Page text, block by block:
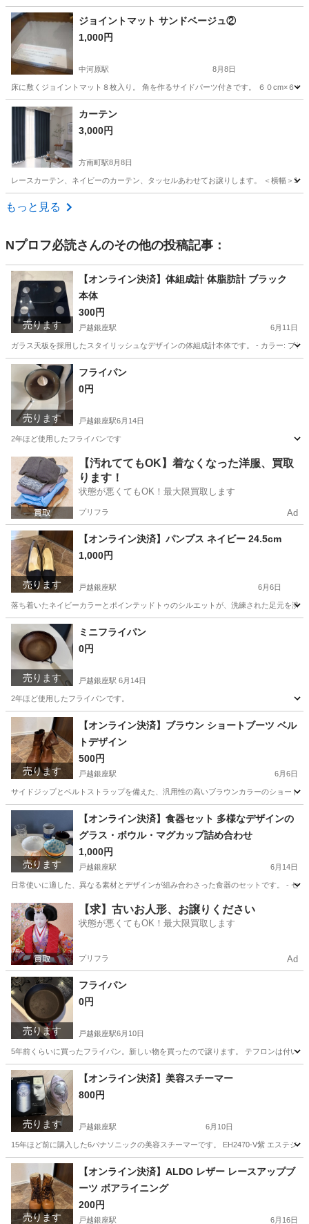
東京 江東区 門前仲町駅 収納家具 ニトリ
ジョイントマット サンドベージュ②
1,000円
中河原駅 8月8日
床に敷くジョイントマット８枚入り。 角を作るサイドパーツ付きです。 ６０cm×６
東京 府中市
カーテン
3,000円
方南町駅8月8日
レースカーテン、ネイビーのカーテン、タッセルあわせてお譲りします。 ＜横幅＞
東京 杉並区
もっと見る
Nプロフ必読さんのその他の投稿記事：
売ります
【オンライン決済】体組成計 体脂肪計 ブラック
本体
300円
戸越銀座駅 6月11日
ガラス天板を採用したスタイリッシュなデザインの体組成計本体です。 - カラー: ブ
東京 品川区 戸越銀座駅
売ります
フライパン
0円
戸越銀座駅6月14日
2年ほど使用したフライパンです
東京 品川区 戸越銀座駅 家電 フライパン
【汚れててもOK】着なくなった洋服、買取
ります！
状態が悪くてもOK！最大限買取します
プリフラ Ad
売ります
【オンライン決済】パンプス ネイビー 24.5cm
1,000円
戸越銀座駅 6月6日
落ち着いたネイビーカラーとポインテッドトゥのシルエットが、洗練された足元を演
東京 品川区 戸越銀座駅
売ります
ミニフライパン
0円
戸越銀座駅 6月14日
2年ほど使用したフライパンです。
東京 品川区 戸越銀座駅 調理器具 フライパン
売ります
【オンライン決済】ブラウン ショートブーツ ベル
トデザイン
500円
戸越銀座駅 6月6日
サイドジップとベルトストラップを備えた、汎用性の高いブラウンカラーのショート
東京 品川区 戸越銀座駅 靴 ショートブーツ
売ります
【オンライン決済】食器セット 多様なデザインの
グラス・ボウル・マグカップ詰め合わせ
1,000円
戸越銀座駅 6月14日
日常使いに適した、異なる素材とデザインが組み合わさった食器のセットです。 - セ
東京 品川区 戸越銀座駅 食器
【求】古いお人形、お譲りください
状態が悪くてもOK！最大限買取します
プリフラ Ad
売ります
フライパン
0円
戸越銀座駅6月10日
5年前くらいに買ったフライパン。新しい物を買ったので譲ります。 テフロンは付いて
東京 品川区 戸越銀座駅 生活家電 フライパン
売ります
【オンライン決済】美容スチーマー
800円
戸越銀座駅 6月10日
15年ほど前に購入した6パナソニックの美容スチーマーです。 EH2470-V紫 エステジ
東京 品川区 戸越銀座駅 美容家電
売ります
【オンライン決済】ALDO レザー レースアップブ
ーツ ボアライニング
200円
戸越銀座駅 6月16日